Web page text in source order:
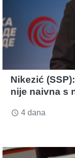
Nikezić
nije naivna s
access_time 4 dana